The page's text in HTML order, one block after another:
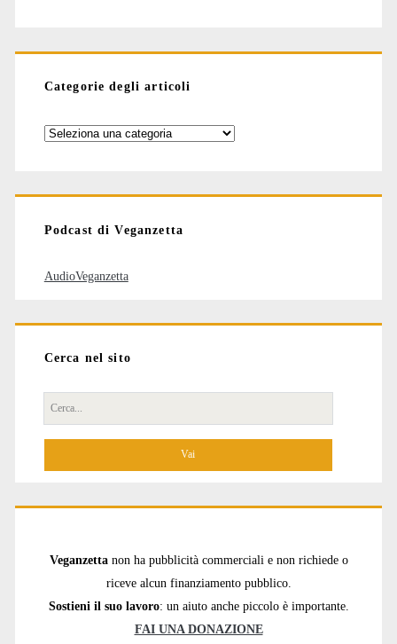
Categorie degli articoli
Categorie
Podcast di Veganzetta
AudioVeganzetta
Cerca nel sito
Cerca
per:
Veganzetta non ha pubblicità commerciali e non richiede o
riceve alcun finanziamento pubblico.
Sostieni il suo lavoro: un aiuto anche piccolo è importante.
FAI UNA DONAZIONE